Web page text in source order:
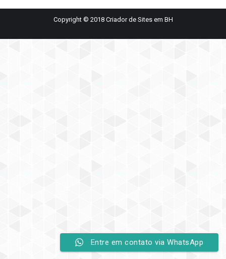
Copyright © 2018 Criador de Sites em BH
Entre em contato via WhatsApp